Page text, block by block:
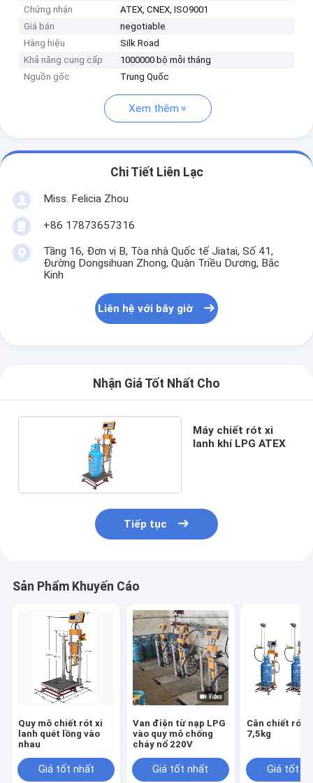
Chứng nhận
ATEX, CNEX, ISO9001
Giá bán
negotiable
Hàng hiệu
Silk Road
Khả năng cung cấp
1000000 bộ mỗi tháng
Nguồn gốc
Trung Quốc
Xem thêm
Chi Tiết Liên Lạc
Miss. Felicia Zhou
+86 17873657316
Tầng 16, Đơn vị B, Tòa nhà Quốc tế Jiatai, Số 41,
Đường Dongsihuan Zhong, Quận Triều Dương, Bắc
Kinh
Liên hệ với bây giờ
Nhận Giá Tốt Nhất Cho
Máy chiết rót xi
lanh khí LPG ATEX
Tiếp tục
Sản Phẩm Khuyến Cáo
Quy mô chiết rót xi
lanh quét lồng vào
nhau
Giá tốt nhất
Van điện từ nạp LPG
vào quy mô chống
cháy nổ 220V
Giá tốt nhất
Cân chiết rót
7,5kg
Giá tốt